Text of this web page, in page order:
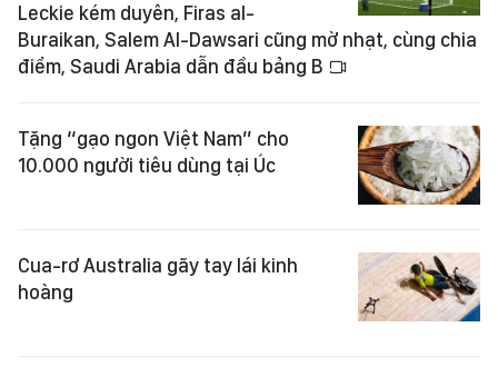
Leckie kém duyên, Firas al-
Buraikan, Salem Al-Dawsari cũng mờ nhạt, cùng chia
điểm, Saudi Arabia dẫn đầu bảng B
Tặng “gạo ngon Việt Nam” cho
10.000 người tiêu dùng tại Úc
Cua-rơ Australia gãy tay lái kinh
hoàng